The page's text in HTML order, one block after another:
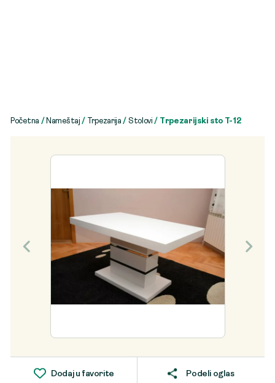
Početna / Nameštaj / Trpezarija / Stolovi / Trpezarijski sto T-12
Dodaj u favorite Podeli oglas